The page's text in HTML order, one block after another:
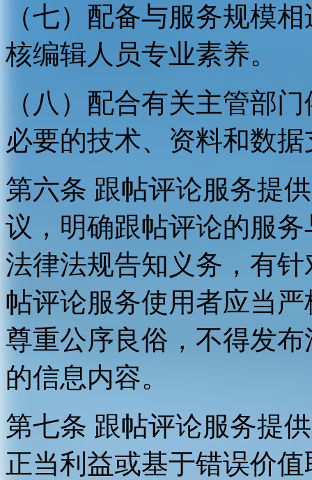
（七）配备与服务规模
核编辑人员专业素养。
（八）配合有关主管部
必要的技术、资料和数
第六条 跟帖评论服务提
议，明确跟帖评论的服
法律法规告知义务，有
帖评论服务使用者应当
尊重公序良俗，不得发
的信息内容。
第七条 跟帖评论服务提
正当利益或基于错误价